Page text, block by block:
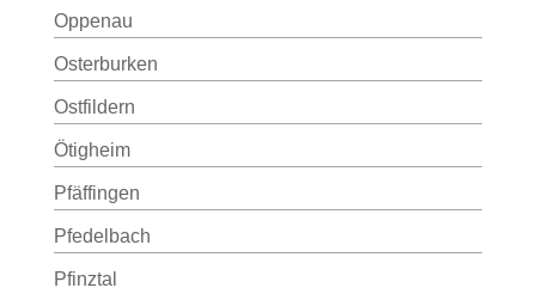
Oppenau
Osterburken
Ostfildern
Ötigheim
Pfäffingen
Pfedelbach
Pfinztal